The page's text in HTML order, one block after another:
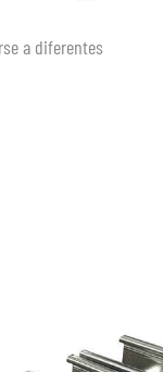
a diferentes